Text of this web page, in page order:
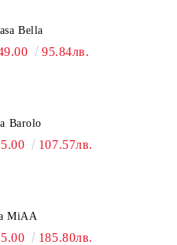
Bella
95.84лв.
Barolo
107.57лв.
MiAA
185.80лв.